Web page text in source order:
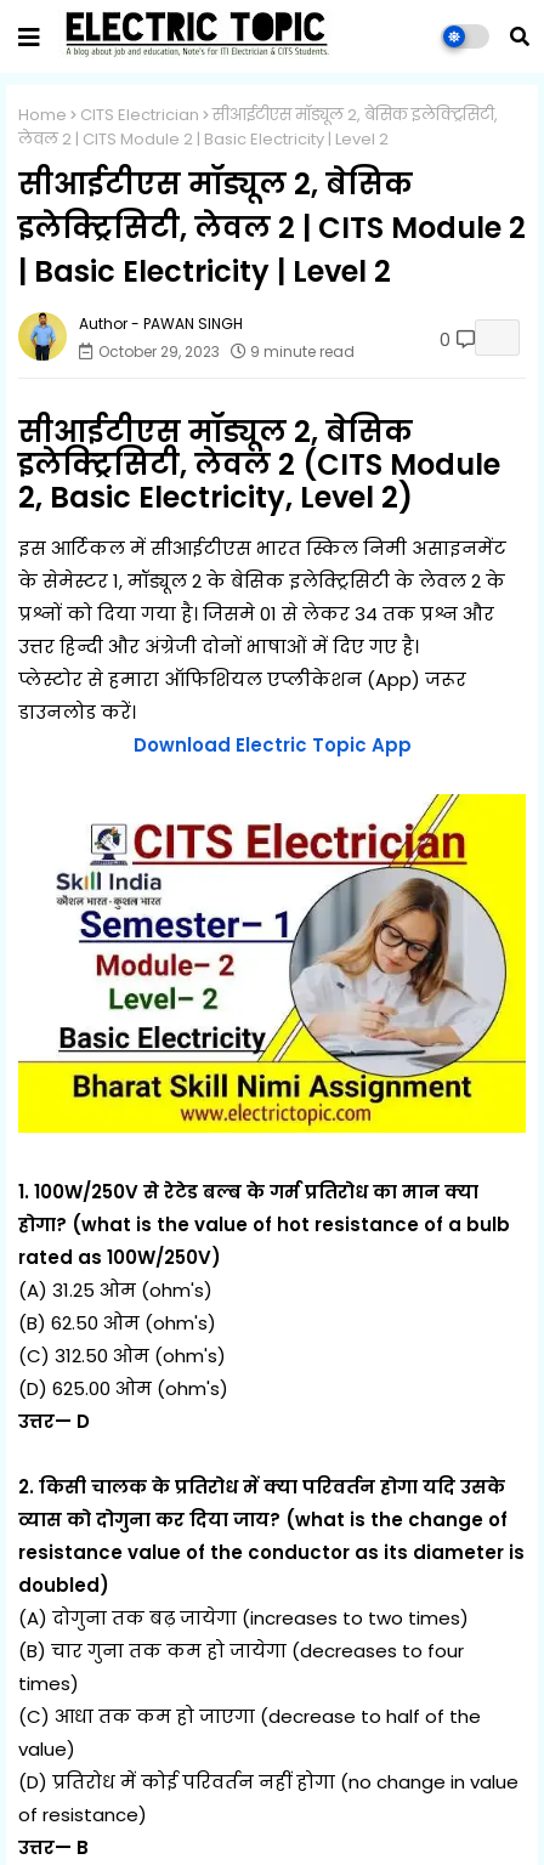
Home CITS Electrician
सीआईटीएस मॉड्यूल 2, बेसिक इलेक्ट्रिसिटी,
लेवल 2 | CITS Module 2 | Basic Electricity | Level 2
सीआईटीएस मॉड्यूल 2, बेसिक
इलेक्ट्रिसिटी, लेवल 2 | CITS Module 2
| Basic Electricity | Level 2
PAWAN SINGH
October 29, 2023
9 minute read 0
सीआईटीएस मॉड्यूल 2, बेसिक
इलेक्ट्रिसिटी, लेवल 2 (CITS Module
2, Basic Electricity, Level 2)
इस आर्टिकल में सीआईटीएस भारत स्किल निमी असाइनमेंट
के सेमेस्टर 1, मॉड्यूल 2 के बेसिक इलेक्ट्रिसिटी के लेवल 2 के
प्रश्नों को दिया गया है। जिसमे 01 से लेकर 34 तक प्रश्न और
उत्तर हिन्दी और अंग्रेजी दोनों भाषाओं में दिए गए है।
प्लेस्टोर से हमारा ऑफिशियल एप्लीकेशन (App) जरूर
डाउनलोड करें।
Download Electric Topic App
1. 100W/250V से रेटेड बल्ब के गर्म प्रतिरोध का मान क्या
होगा? (what is the value of hot resistance of a bulb
rated as 100W/250V)
(A) 31.25 ओम (ohm's)
(B) 62.50 ओम (ohm's)
(C) 312.50 ओम (ohm's)
(D) 625.00 ओम (ohm's)
उत्तर— D
2. किसी चालक के प्रतिरोध में क्या परिवर्तन होगा यदि उसके
व्यास को दोगुना कर दिया जाय? (what is the change of
resistance value of the conductor as its diameter is
doubled)
(A) दोगुना तक बढ़ जायेगा (increases to two times)
(B) चार गुना तक कम हो जायेगा (decreases to four
times)
(C) आधा तक कम हो जाएगा (decrease to half of the
value)
(D) प्रतिरोध में कोई परिवर्तन नहीं होगा (no change in value
of resistance)
उत्तर— B